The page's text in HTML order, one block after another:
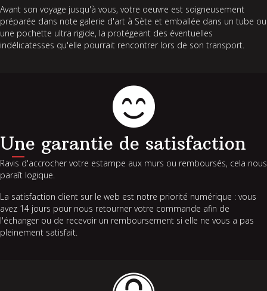
Avant son voyage jusqu'à vous, votre oeuvre est soigneusement
préparée dans note galerie d'art à Sète et emballée dans un tube ou
une pochette ultra rigide, la protégeant des éventuelles
indélicatesses qu'elle pourrait rencontrer lors de son transport.
Une garantie de satisfaction
Ravis d'accrocher votre estampe aux murs ou remboursés, cela nous
paraît logique.
La satisfaction client sur le web est notre priorité numérique : vous
avez 14 jours pour nous retourner votre commande afin de
l'échanger ou de recevoir un remboursement si elle ne vous a pas
pleinement satisfait.